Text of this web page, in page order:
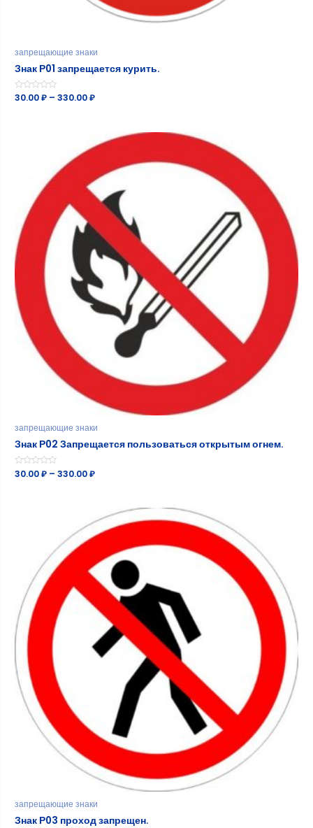
запрещающие знаки
Знак Р01 запрещается курить.
Оценка
30.00₽ –330.00₽
запрещающие знаки
Знак Р02 Запрещается пользоваться открытым огнем.
Оценка
0
30.00₽ –330.00₽
запрещающие знаки
Знак Р03 проход запрещен.